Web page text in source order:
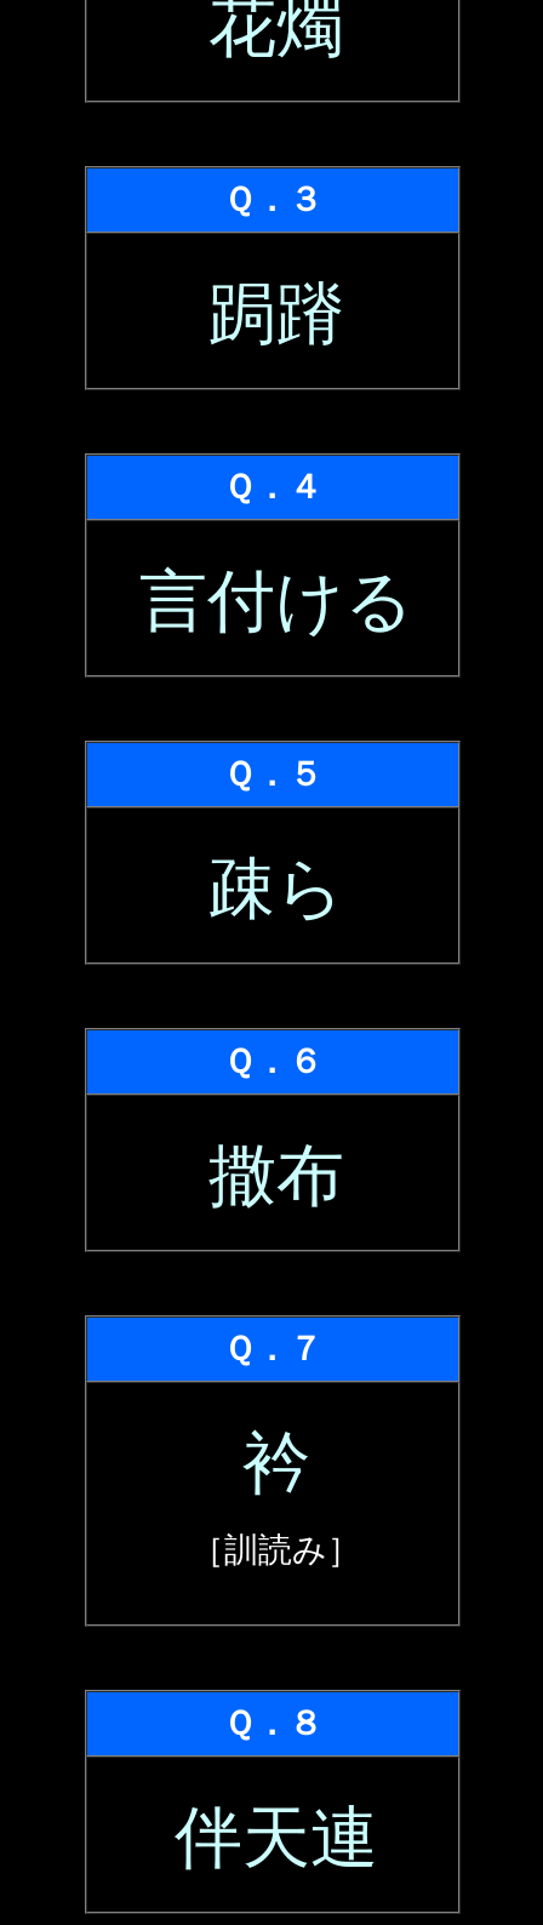
花燭
Ｑ．３
跼蹐
Ｑ．４
言付ける
Ｑ．５
疎ら
Ｑ．６
撒布
Ｑ．７
衿
［訓読み］
Ｑ．８
伴天連